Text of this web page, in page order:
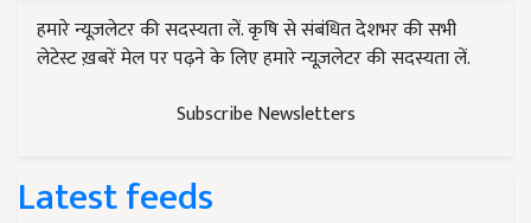
हमारे न्यूज़लेटर की सदस्यता लें. कृषि से संबंधित देशभर की सभी
लेटेस्ट ख़बरें मेल पर पढ़ने के लिए हमारे न्यूज़लेटर की सदस्यता लें.
Subscribe Newsletters
Latest feeds